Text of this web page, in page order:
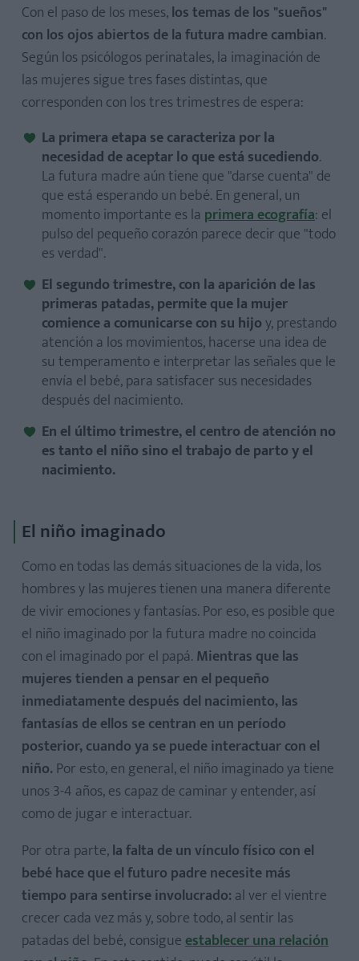
Con el paso de los meses,los temas de los "sueños"
con los ojos abiertos de la futura madre cambian.
Según los psicólogos perinatales, la imaginación de
las mujeres sigue tres fases distintas, que
corresponden con los tres trimestres de espera:
La primera etapa se caracteriza por la
necesidad de aceptar lo que está sucediendo.
La futura madre aún tiene que "darse cuenta" de
que está esperando un bebé. En general, un
momento importante es la primera ecografía: el
pulso del pequeño corazón parece decir que "todo
es verdad".
El segundo trimestre, con la aparición de las
primeras patadas, permite que la mujer
comience a comunicarse con su hijoy, prestando
atención a los movimientos, hacerse una idea de
su temperamento e interpretar las señales que le
envía el bebé, para satisfacer sus necesidades
después del nacimiento.
En el último trimestre, el centro de atención no
es tanto el niño sino el trabajo de parto y el
nacimiento.
El niño imaginado
Como en todas las demás situaciones de la vida, los
hombres y las mujeres tienen una manera diferente
de vivir emociones y fantasías. Por eso, es posible que
el niño imaginado por la futura madre no coincida
con el imaginado por el papá. Mientras que las
mujeres tienden a pensar en el pequeño
inmediatamente después del nacimiento, las
fantasías de ellos se centran en un período
posterior, cuando ya se puede interactuar con el
niño. Por esto, en general, el niño imaginado ya tiene
unos 3-4 años, es capaz de caminar y entender, así
como de jugar e interactuar.
Por otra parte,la falta de un vínculo físico con el
bebé hace que el futuro padre necesite más
tiempo para sentirse involucrado: al ver el vientre
crecer cada vez más y, sobre todo, al sentir las
patadas del bebé, consigueestablecer una relación